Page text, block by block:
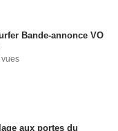
Bande-annonce VO
aux portes du